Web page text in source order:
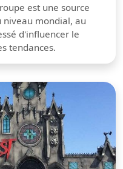
est une source
mondial, au
d'influencer le
tendances.